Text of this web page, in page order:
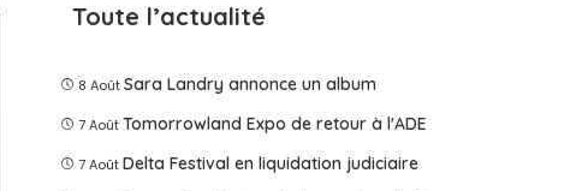
Toute l’actualité
8 Août Sara Landry annonce un album
7 Août Tomorrowland Expo de retour à l'ADE
7 Août Delta Festival en liquidation judiciaire